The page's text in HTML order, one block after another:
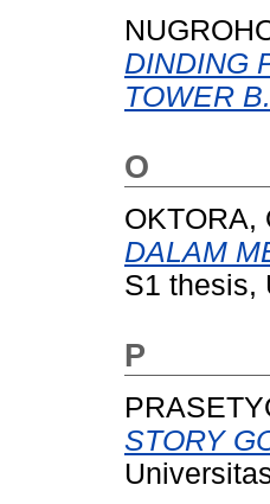
DINDING
TOWER B.
O
OKTORA,
DALAM
S1 thesis,
P
STORY